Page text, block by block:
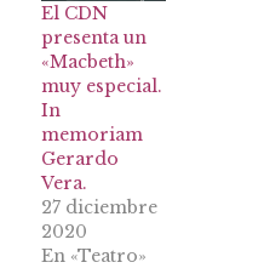
El CDN
presenta un
«Macbeth»
muy especial.
In
memoriam
Gerardo
Vera.
27 diciembre
2020
En «Teatro»